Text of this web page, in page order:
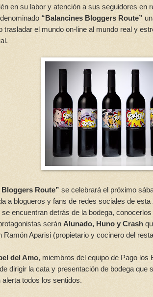
en su labor y atención a sus seguidores
“Balancines Bloggers Route”
trasladar el mundo on-line al mundo real y
Route” se celebrará el próximo
a blogueros y fans de redes sociales de
encuentran detrás de la bodega,
serán Alunado, Huno y Crash
Ramón Aparisi (propietario y cocinero del
del Amo, miembros del equipo de Pago los
dirigir la cata y presentación de bodega
todos los sentidos.